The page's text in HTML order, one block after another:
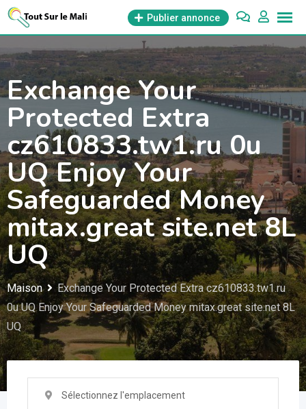
Aller
contenu
Publier annonce
Exchange Your
Protected Extra
cz610833.tw1.ru 0u
UQ Enjoy Your
Safeguarded Money
mitax.great site.net 8L
UQ
Maison
Exchange Your Protected Extra cz610833.tw1.ru
0u UQ Enjoy Your Safeguarded Money mitax.great site.net 8L
UQ
Sélectionnez l'emplacement